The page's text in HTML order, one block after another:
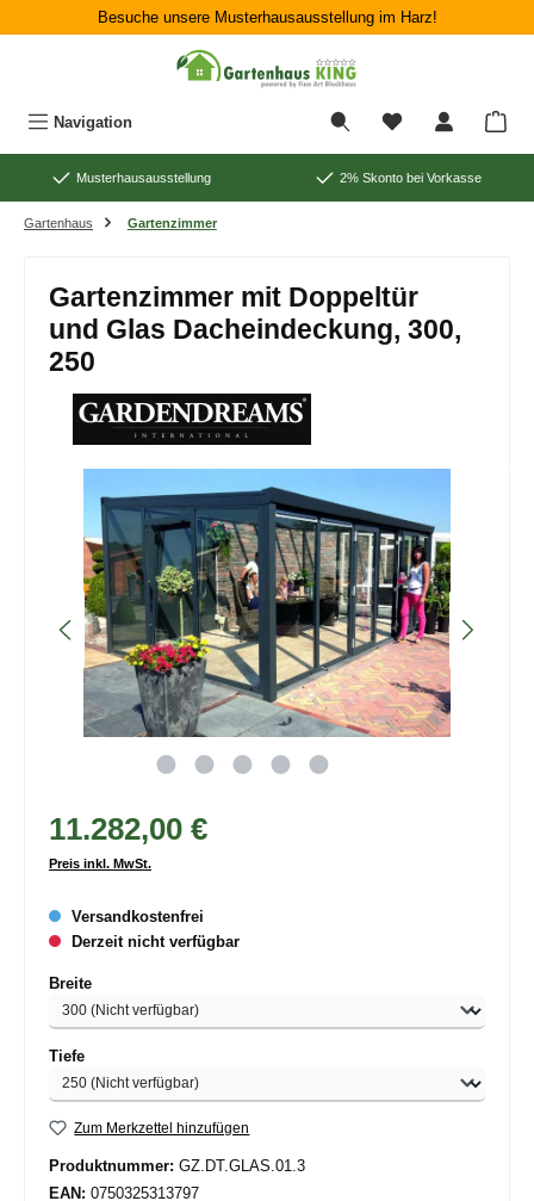
Zum Hauptinhalt springenBesuche unsere Musterhausausstellung im Harz!
Navigation
Musterhausausstellung 2% Skonto bei Vorkasse
Gartenhaus Gartenzimmer
Gartenzimmer mit Doppeltür
und Glas Dacheindeckung, 300,
250
11.282,00 €
Preis inkl. MwSt.
Versandkostenfrei
Derzeit nicht verfügbar
Breiteauswählen
Tiefeauswählen
Zum Merkzettel hinzufügen
Produktnummer: GZ.DT.GLAS.01.3
EAN: 0750325313797